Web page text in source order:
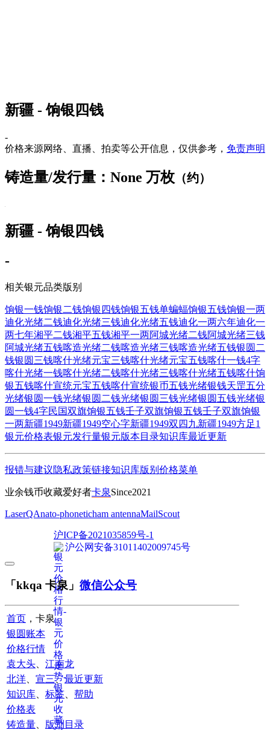
新疆 - 饷银四钱
-
价格来源网络、直播、拍卖等公开信息，仅供参考， 免责声明
铸造量/发行量：None 万枚 （约）
新疆 - 饷银四钱
-
相关银元品类版别
饷银一钱饷银二钱饷银四钱饷银五钱单蝙蝠饷银五钱饷银一两
迪化光绪二钱迪化光绪三钱迪化光绪五钱迪化一两六年迪化一
两七年湘平二钱湘平五钱湘平一两阿城光绪二钱阿城光绪三钱
阿城光绪五钱喀造光绪二钱喀造光绪三钱喀造光绪五钱银圆二
钱银圆三钱喀什光绪元宝三钱喀什光绪元宝五钱喀什一钱4字
喀什光绪一钱喀什光绪二钱喀什光绪三钱喀什光绪五钱喀什饷
银五钱喀什宣统元宝五钱喀什宣统银币五钱光绪银钱天罡五分
光绪银圆一钱光绪银圆二钱光绪银圆三钱光绪银圆五钱光绪银
圆一钱4字民国双旗饷银五钱壬子双旗饷银五钱壬子双旗饷银
一两新疆1949新疆1949空心字新疆1949双四九新疆1949方足1
银元价格表银元发行量银元版本目录知识库最近更新
报错与建议隐私政策链接知识库版别 价格菜单
业余钱币收藏爱好者卡泉Since2021
LaserQAnato-phoneticham antennaMailScout
沪ICP备2021035859号-1
沪公网安备31011402009745号
「kkqa 卡泉」 微信公众号
首页 ，卡泉
银圆账本
价格行情
袁大头
江南龙
北洋
宣三、最近更新
知识库
标签
帮助
价格表
铸造量
版别目录